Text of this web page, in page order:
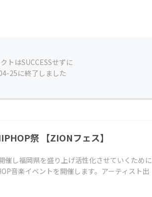
トはSUCCESSせずに
25に終了しました
祭 【ZIONフェス】
催し福岡県を盛り上げ活性化させていくために
音楽イベントを開催します。アーティスト出